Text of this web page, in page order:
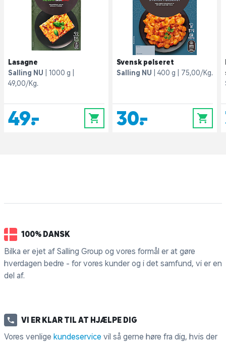
Lasagne
Salling NU
1000 g
49,00/Kg.
49,- 0
Svensk pølseret
Salling NU
400 g 75,00/Kg.
30,- 0
100% DANSK
Bilka er ejet af Salling Group og vores formål er at gøre
hverdagen bedre - for vores kunder og i det samfund, vi er en
del af.
VI ER KLAR TIL AT HJÆLPE DIG
Vores venlige kundeservice vil så gerne høre fra dig, hvis der